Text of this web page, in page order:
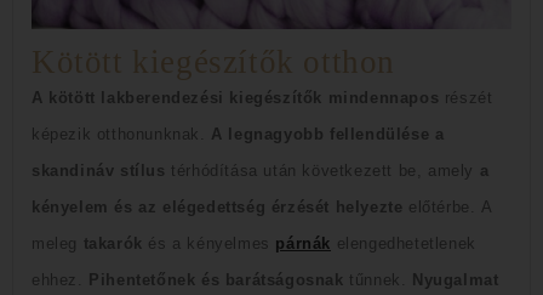
Kötött kiegészítők otthon
A kötött lakberendezési kiegészítők mindennapos részét
képezik otthonunknak. A legnagyobb fellendülése a
skandináv stílus térhódítása után következett be, amely a
kényelem és az elégedettség érzését helyezte előtérbe
A
meleg takarók és a kényelmes párnák elengedhetetlenek
ehhez.
Pihentetőnek és barátságosnak tűnnek.
Nyugalmat